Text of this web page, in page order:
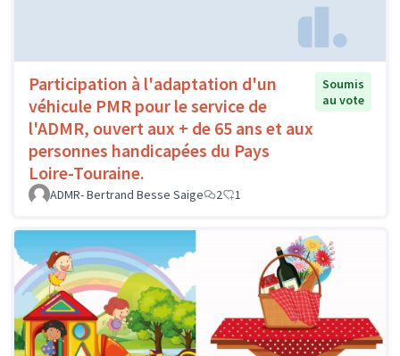
Participation à l'adaptation d'un
véhicule PMR pour le service de
l'ADMR, ouvert aux + de 65 ans et aux
personnes handicapées du Pays
Loire-Touraine.
Soumis
au vote
ADMR- Bertrand Besse Saige 2 1